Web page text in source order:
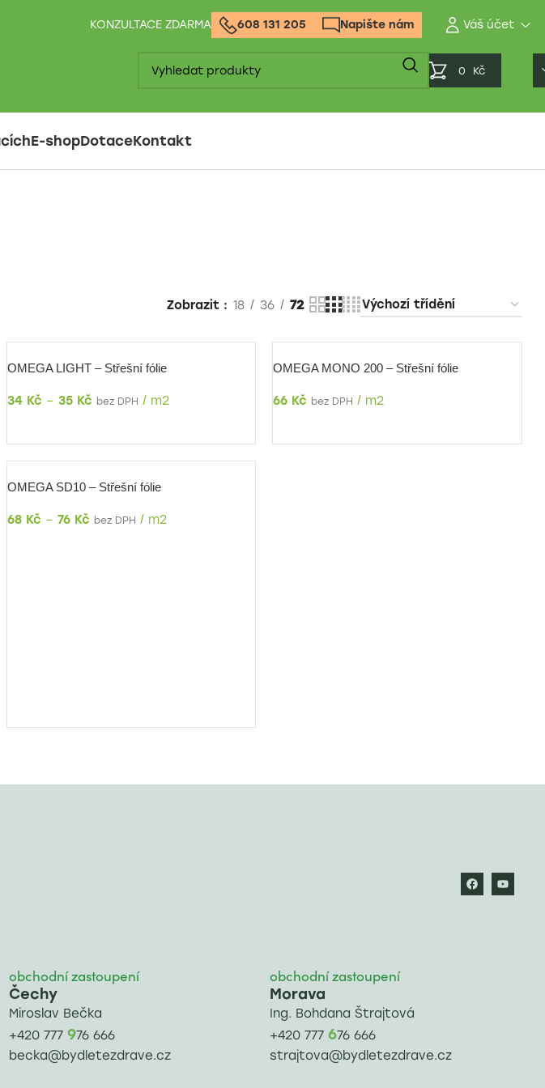
KONZULTACE ZDARMA 608 131 205 Napište nám
0 Kč
E-shopDotaceKontakt
Zobrazit 18 36 72
OMEGA LIGHT – Střešní fólie
34 Kč – 35 Kč bez DPH / m2
OMEGA MONO 200 – Střešní fólie
66 Kč bez DPH / m2
OMEGA SD10 – Střešní fólie
68 Kč – 76 Kč bez DPH / m2
obchodní zastoupení
Čechy
Miroslav Bečka
+420 777 976 666
becka@bydletezdrave.cz
obchodní zastoupení
Morava
Ing. Bohdana Štrajtová
+420 777 676 666
strajtova@bydletezdrave.cz